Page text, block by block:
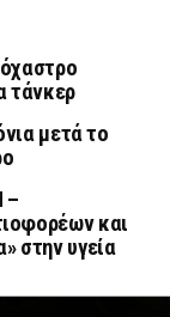
τάνκερ
μετά το
–
και
στην υγεία